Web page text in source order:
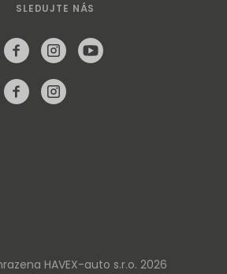
SLEDUJTE NÁS
HAVEX-auto s.r.o. 2026